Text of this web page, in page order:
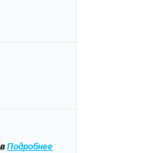
Подробнее